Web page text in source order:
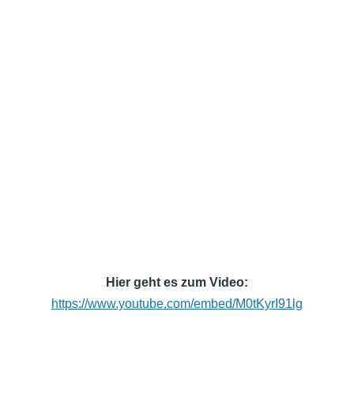
Hier geht es zum Video:
https://www.youtube.com/embed/M0tKyrI91lg